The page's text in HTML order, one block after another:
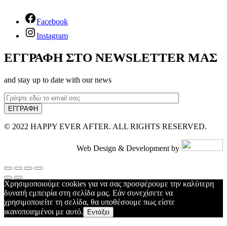
Facebook
Instagram
ΕΓΓΡΑΦΗ ΣΤΟ NEWSLETTER ΜΑΣ
and stay up to date with our news
© 2022 HAPPY EVER AFTER. ALL RIGHTS RESERVED.
Web Design & Development by
Χρησιμοποιούμε cookies για να σας προσφέρουμε την καλύτερη
δυνατή εμπειρία στη σελίδα μας. Εάν συνεχίσετε να
χρησιμοποιείτε τη σελίδα, θα υποθέσουμε πως είστε
ικανοποιημένοι με αυτό.
Εντάξει